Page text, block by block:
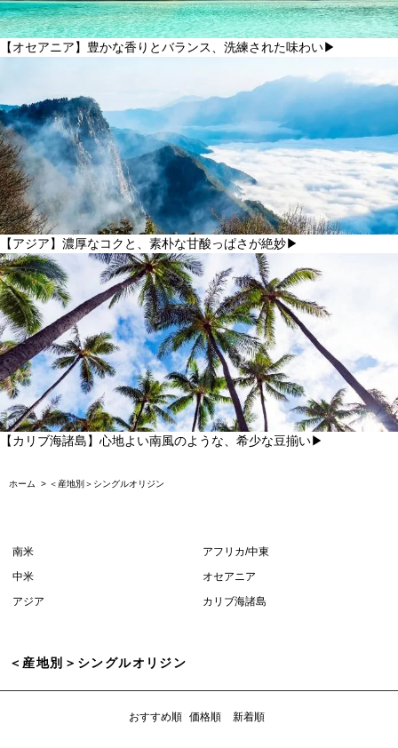
【オセアニア】豊かな香りとバランス、洗練された味わい▶
【アジア】濃厚なコクと、素朴な甘酸っぱさが絶妙▶
【カリブ海諸島】心地よい南風のような、希少な豆揃い▶
ホーム > ＜産地別＞シングルオリジン
南米
アフリカ/中東
中米
オセアニア
アジア
カリブ海諸島
＜産地別＞シングルオリジン
おすすめ順 価格順 新着順